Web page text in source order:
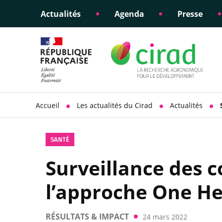
Actualités Agenda Presse
Éclairer les politiques
Appui à la
scientifique
Engagements éthiques
sociétale
Accueil Les actualités du Cirad Actualités
SANTÉ
Surveillance des
l’approche One
RÉSULTATS & IMPACT 24 mars 2022